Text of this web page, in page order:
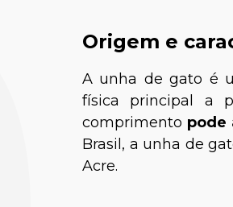
Origem e
A unha de gato é
física principal a
comprimento pode
Brasil, a unha de
Acre.